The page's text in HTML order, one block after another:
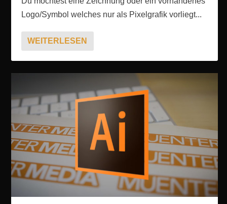
Logo/Symbol welches nur als Pixelgrafik vorliegt...
WEITERLESEN